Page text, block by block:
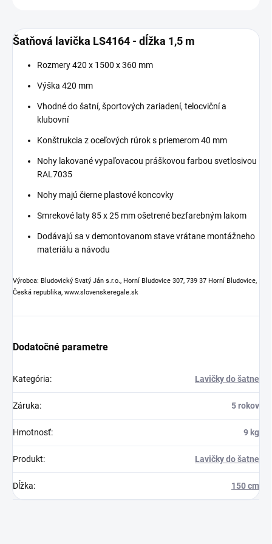
Šatňová lavička LS4164 - dĺžka 1,5 m
Rozmery 420 x 1500 x 360 mm
Výška 420 mm
Vhodné do šatní, športových zariadení, telocviční a
klubovní
Konštrukcia z oceľových rúrok s priemerom 40 mm
Nohy lakované vypaľovacou práškovou farbou svetlosivou
RAL7035
Nohy majú čierne plastové koncovky
Smrekové laty 85 x 25 mm ošetrené bezfarebným lakom
Dodávajú sa v demontovanom stave vrátane montážneho
materiálu a návodu
Výrobca: Bludovický Svatý Ján s.r.o., Horní Bludovice 307, 739 37 Horní Bludovice,
Česká republika, www.slovenskeregale.sk
Dodatočné parametre
Kategória: Lavičky do šatne
Záruka: 5 rokov
Hmotnosť: 9 kg
Produkt: Lavičky do šatne
Dĺžka: 150 cm